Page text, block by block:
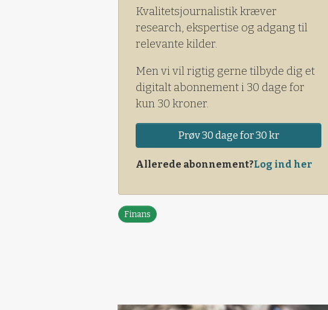
Kvalitetsjournalistik kræver
research, ekspertise og adgang til
relevante kilder.
Men vi vil rigtig gerne tilbyde dig et
digitalt abonnement i 30 dage for
kun 30 kroner.
Prøv 30 dage for 30 kr
Allerede abonnement?Log ind her
Finans